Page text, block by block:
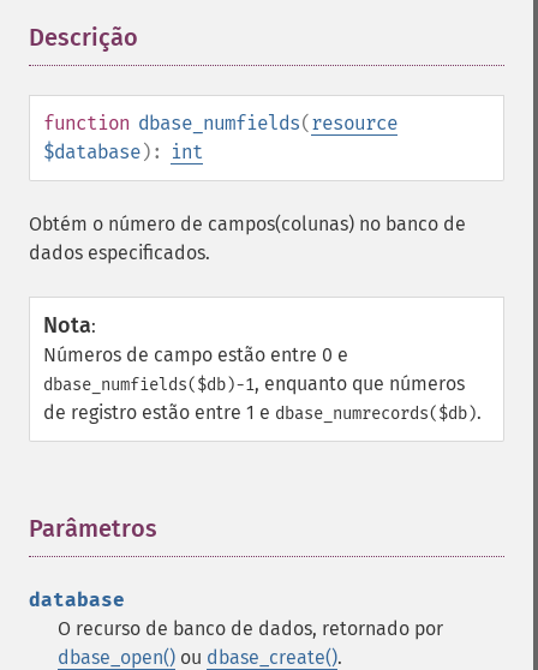
Descrição
function dbase_numfields(resource
$database): int
Obtém o número de campos(colunas) no banco de
dados especificados.
Nota:
Números de campo estão entre 0 e
dbase_numfields($db)-1, enquanto que números
de registro estão entre 1 e dbase_numrecords($db).
Parâmetros
database
O recurso de banco de dados, retornado por
dbase_open() ou dbase_create().